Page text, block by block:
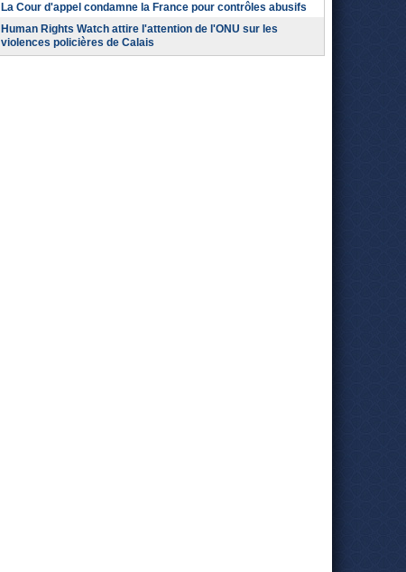
La Cour d'appel condamne la France pour contrôles abusifs
Human Rights Watch attire l'attention de l'ONU sur les
violences policières de Calais